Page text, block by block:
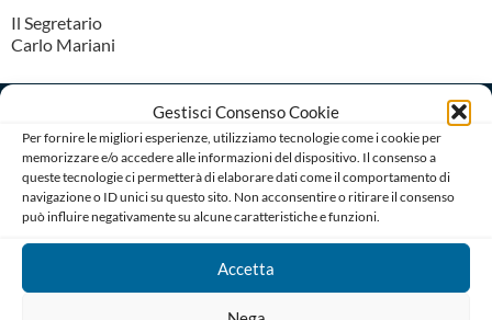
Gestisci Consenso Cookie
Per fornire le migliori esperienze, utilizziamo tecnologie come i cookie per
memorizzare e/o accedere alle informazioni del dispositivo. Il consenso a
queste tecnologie ci permetterà di elaborare dati come il comportamento di
navigazione o ID unici su questo sito. Non acconsentire o ritirare il consenso
può influire negativamente su alcune caratteristiche e funzioni.
Accetta
Il Segretario
Carlo Mariani
Ordine degli Avvocati di Bari
Palazzo di Giustizia, Piazza De Nicola 70123 BARI
Telefono : 080 574 91 54 / 080 527 73 24